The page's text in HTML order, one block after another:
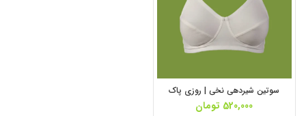
سوتین شیردهی نخی | روزی پاک
520,000 تومان